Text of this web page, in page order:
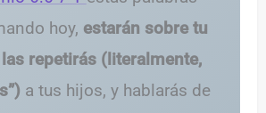
hoy, estarán sobre tu
repetirás (literalmente,
a tus hijos, y hablarás de